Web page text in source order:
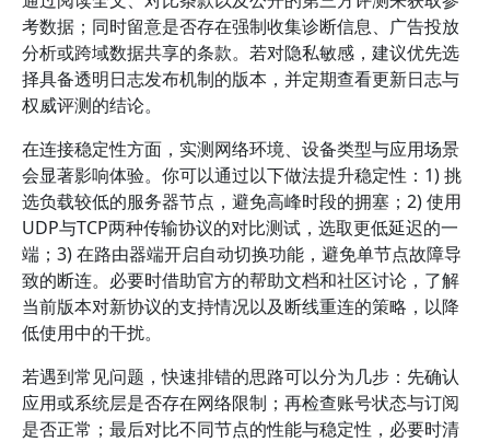
考数据；同时留意是否存在强制收集诊断信息、广告投放
分析或跨域数据共享的条款。若对隐私敏感，建议优先选
择具备透明日志发布机制的版本，并定期查看更新日志与
权威评测的结论。
在连接稳定性方面，实测网络环境、设备类型与应用场景
会显著影响体验。你可以通过以下做法提升稳定性：1) 挑
选负载较低的服务器节点，避免高峰时段的拥塞；2) 使用
UDP与TCP两种传输协议的对比测试，选取更低延迟的一
端；3) 在路由器端开启自动切换功能，避免单节点故障导
致的断连。必要时借助官方的帮助文档和社区讨论，了解
当前版本对新协议的支持情况以及断线重连的策略，以降
低使用中的干扰。
若遇到常见问题，快速排错的思路可以分为几步：先确认
应用或系统层是否存在网络限制；再检查账号状态与订阅
是否正常；最后对比不同节点的性能与稳定性，必要时清